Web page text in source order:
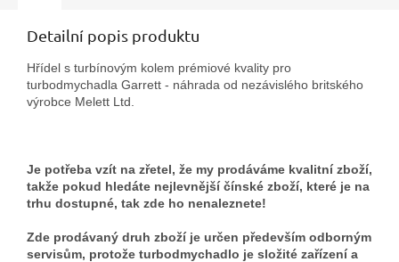
Detailní popis produktu
Hřídel s turbínovým kolem prémiové kvality pro
turbodmychadla Garrett - náhrada od nezávislého britského
výrobce Melett Ltd.
Je potřeba vzít na zřetel, že my prodáváme kvalitní zboží,
takže pokud hledáte nejlevnější čínské zboží, které je na
trhu dostupné, tak zde ho nenaleznete!
Zde prodávaný druh zboží je určen především odborným
servisům, protože turbodmychadlo je složité zařízení a